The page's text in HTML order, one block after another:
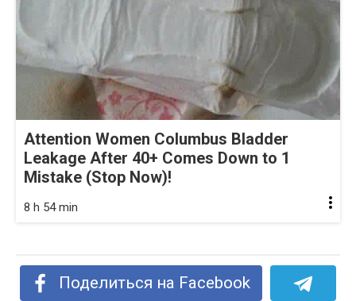
Attention Women Columbus Bladder
Leakage After 40+ Comes Down to 1
Mistake (Stop Now)!
8 h 54 min
Поделиться на Facebook